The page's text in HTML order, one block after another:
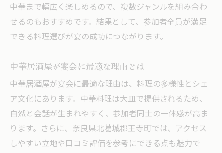
中華まで幅広く楽しめるので、複数ジャンルを組み合わ
せるのもおすすめです。結果として、参加者全員が満足
できる料理選びが宴の成功につながります。
中華居酒屋が宴会に最適な理由とは
中華居酒屋が宴会に最適な理由は、料理の多様性とシェ
ア文化にあります。中華料理は大皿で提供されるため、
自然と会話が生まれやすく、参加者同士の一体感が高ま
ります。さらに、奈良県北葛城郡王寺町では、アクセス
しやすい立地や口コミ評価を参考にできる点も魅力で